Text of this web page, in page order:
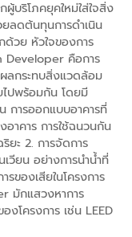
ผู้บริโภคยุคใหม่ใส่ใจสิ่ง
ลดต้นทุนการดำเนิน
ด้วย หัวใจของการ
Developer คือการ
ลกระทบสิ่งแวดล้อม
ปพร้อมกัน โดยมี
การออกแบบอาคารที่
าคาร การใช้ฉนวนกัน
ยะ 2. การจัดการ
วียน อย่างการนำน้ำที่
รของเสียในโครงการ
มักแสวงหาการ
โครงการ เช่น LEED